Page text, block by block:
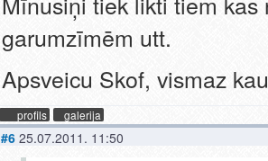
garumzīmēm utt.
Apsveicu Skof, vismaz
profils galerija
#6 25.07.2011. 11:50